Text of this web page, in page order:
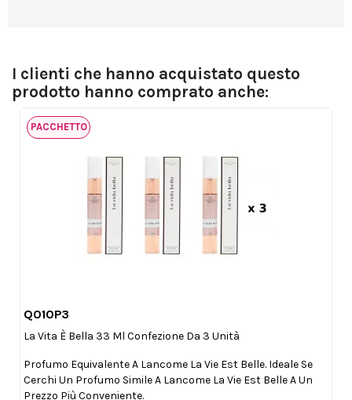
I clienti che hanno acquistato questo
prodotto hanno comprato anche:
Q010P3
La Vita È Bella 33 Ml Confezione Da 3 Unità
Profumo Equivalente A Lancome La Vie Est Belle. Ideale Se
Cerchi Un Profumo Simile A Lancome La Vie Est Belle A Un
Prezzo Più Conveniente.
PACCHETTO